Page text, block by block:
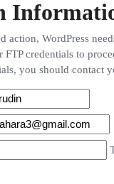
action, WordPress
FTP credentials to
you should contact